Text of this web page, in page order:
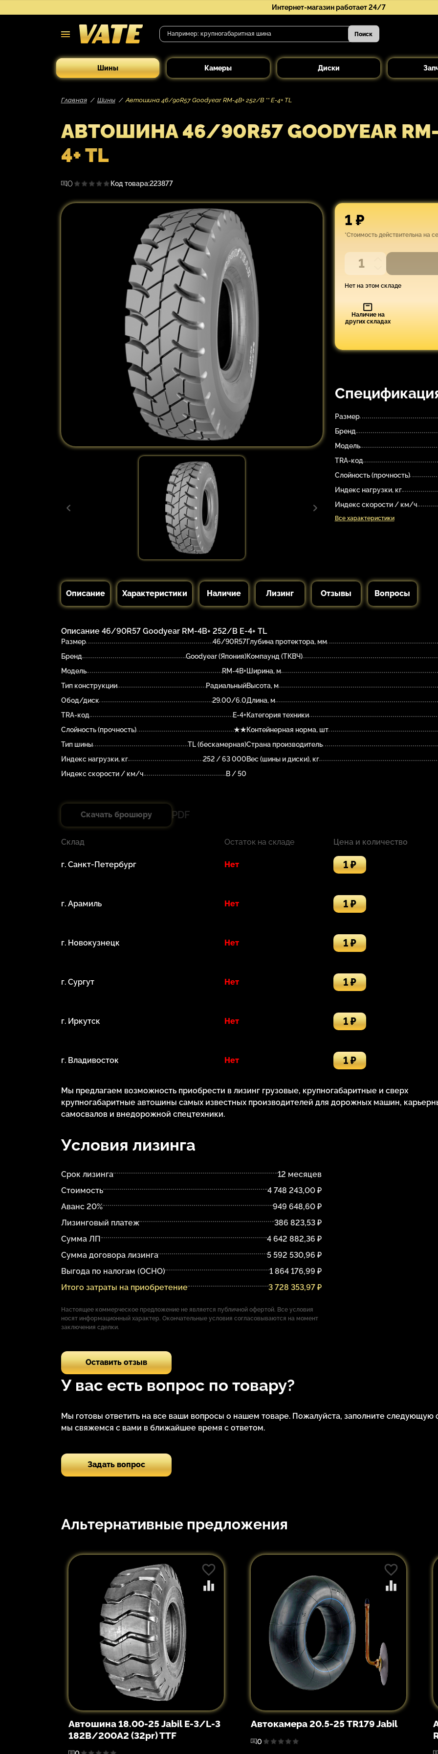
Интернет-магазин работает 24/7
Поиск
Шины Камеры Диски
Главная Шины Автошина 46/90R57 Goodyear RM-4B+ 252/B ** E-4+ TL
АВТОШИНА 46/90R57 GOODYEAR
4+ TL
0 Код товара:223877
Размер
Бренд
Модель
TRA-код
Слойность (прочность)
Индекс нагрузки, кг
Индекс скорости / км/ч
Все характеристики
1 ₽
*Стоимость действительна на
Нет на этом складе
Наличие на
других складах
Описание Характеристики Наличие Лизинг Отзывы Вопросы
Описание 46/90R57 Goodyear RM-4B+ 252/B E-4+ TL
Размер
46/90R57
Бренд
Goodyear (Япония)
Модель
RM-4B+
Тип конструкции
Радиальный
Обод/диск
29.00/6.0
TRA-код
E-4+
Слойность (прочность)
★★
Тип шины
TL (бескамерная)
Индекс нагрузки, кг
252 / 63 000
Индекс скорости / км/ч
B / 50
Глубина протектора, мм
Компаунд (ТКВЧ)
Ширина, м
Высота, м
Длина, м
Категория техники
Контейнерная норма, шт
Страна производитель
Вес (шины и диски), кг
Скачать брошюру PDF
Склад Остаток на складе Цена и количество
г. Санкт-Петербург Нет 1 ₽
г. Арамиль Нет 1 ₽
г. Новокузнецк Нет 1 ₽
г. Сургут Нет 1 ₽
г. Иркутск Нет 1 ₽
г. Владивосток Нет 1 ₽
Мы предлагаем возможность приобрести в лизинг грузовые, крупногабаритные и сверх
крупногабаритные автошины самых известных производителей для дорожных машин,
самосвалов и внедорожной спецтехники.
Условия лизинга
Срок лизинга
12 месяцев
Стоимость
4 748 243,00 ₽
Аванс 20%
949 648,60 ₽
Лизинговый платеж
386 823,53 ₽
Сумма ЛП
4 642 882,36 ₽
Сумма договора лизинга
5 592 530,96 ₽
Выгода по налогам (ОСНО)
1 864 176,99 ₽
Итого затраты на приобретение
3 728 353,97 ₽
Настоящее коммерческое предложение не является публичной офертой. Все условия
носят информационный характер. Окончательные условия согласовываются на момент
заключения сделки.
Оставить отзыв
У вас есть вопрос по товару?
Мы готовы ответить на все ваши вопросы о нашем товаре. Пожалуйста, заполните следующую
мы свяжемся с вами в ближайшее время с ответом.
Задать вопрос
Альтернативные предложения
Автошина 18.00-25 Jabil E-3/L-3
182B/200A2 (32pr) TTF
Автокамера 20.5-25 TR179 Jabil
0